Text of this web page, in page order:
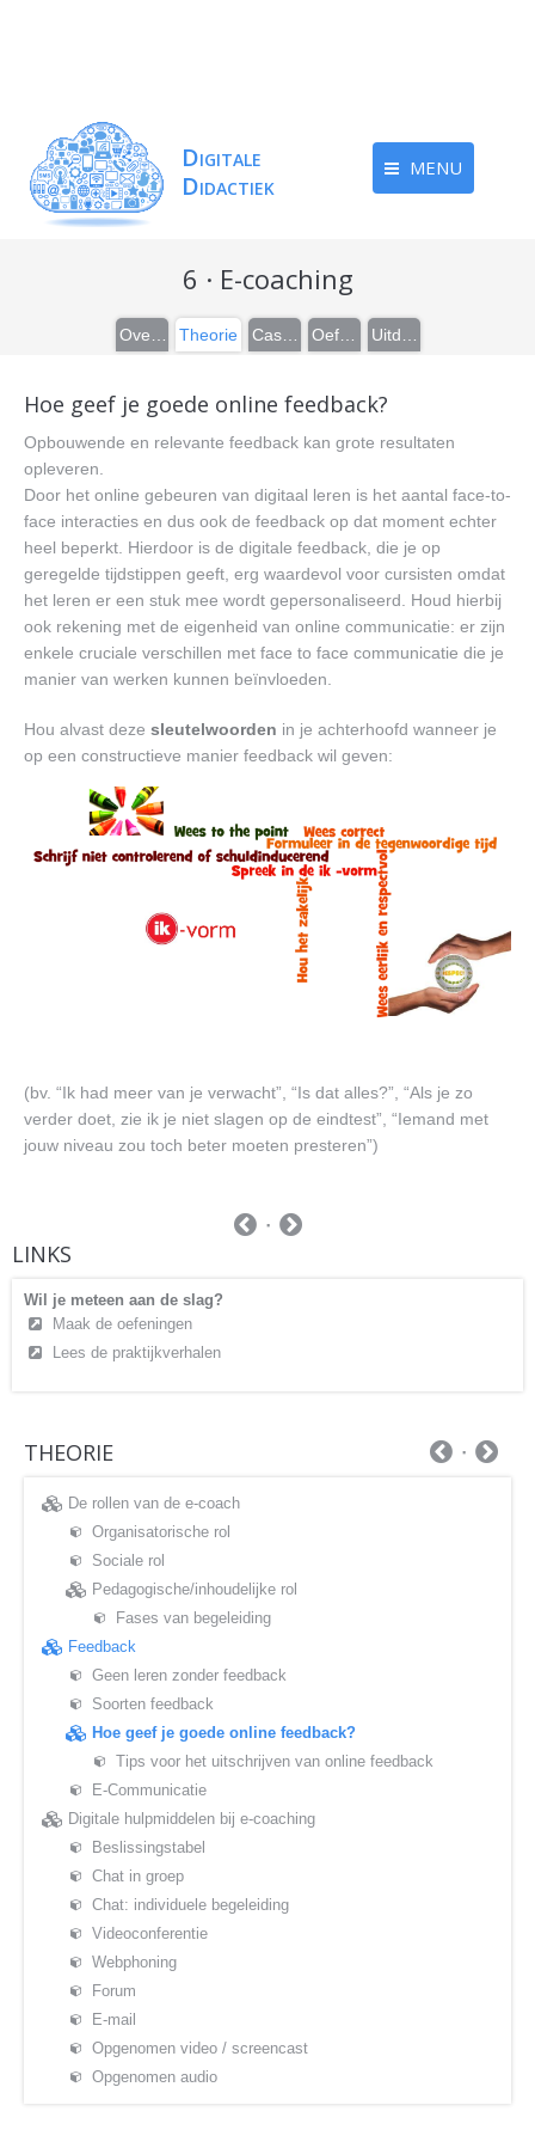
MENU
6 · E-coaching
Theorie Casussen Oefeningen
Hoe geef je goede online feedback?
Opbouwende en relevante feedback kan grote resultaten
opleveren.
Door het online gebeuren van digitaal leren is het aantal face-to-
face interacties en dus ook de feedback op dat moment echter
heel beperkt. Hierdoor is de digitale feedback, die je op
geregelde tijdstippen geeft, erg waardevol voor cursisten omdat
het leren er een stuk mee wordt gepersonaliseerd. Houd hierbij
ook rekening met de eigenheid van online communicatie: er zijn
enkele cruciale verschillen met face to face communicatie die je
manier van werken kunnen beïnvloeden.
Hou alvast deze sleutelwoorden in je achterhoofd wanneer je
op een constructieve manier feedback wil geven:
(bv. “Ik had meer van je verwacht”, “Is dat alles?”, “Als je zo
verder doet, zie ik je niet slagen op de eindtest”, “Iemand met
jouw niveau zou toch beter moeten presteren”)
LINKS
Wil je meteen aan de slag?
Maak de oefeningen
Lees de praktijkverhalen
THEORIE
De rollen van de e-coach
Organisatorische rol
Sociale rol
Pedagogische/inhoudelijke rol
Fases van begeleiding
Feedback
Geen leren zonder feedback
Soorten feedback
Hoe geef je goede online feedback?
Tips voor het uitschrijven van online feedback
E-Communicatie
Digitale hulpmiddelen bij e-coaching
Beslissingstabel
Chat in groep
Chat: individuele begeleiding
Videoconferentie
Webphoning
Forum
E-mail
Opgenomen video / screencast
Opgenomen audio